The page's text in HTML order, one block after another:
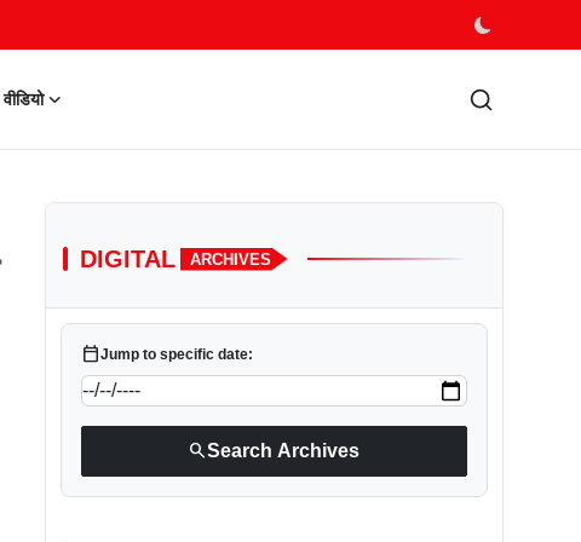
वीडियो
DIGITAL ARCHIVES
calendar_todayJump to specific date:
searchSearch Archives